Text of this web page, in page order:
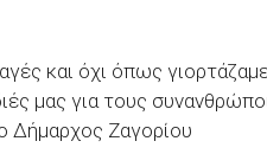
και όχι όπως
μας για τους
Δήμαρχος Ζαγορίου